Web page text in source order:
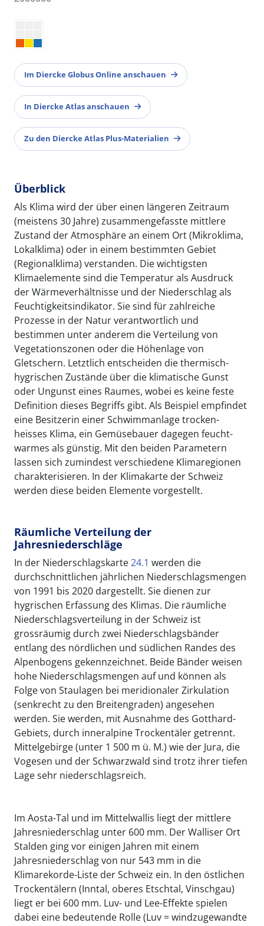
Im Diercke Globus Online anschauen
In Diercke Atlas anschauen
Zu den Diercke Atlas Plus-Materialien
Überblick
Als Klima wird der über einen längeren Zeitraum
(meistens 30 Jahre) zusammengefasste mittlere
Zustand der Atmosphäre an einem Ort (Mikroklima,
Lokalklima) oder in einem bestimmten Gebiet
(Regionalklima) verstanden. Die wichtigsten
Klimaelemente sind die Temperatur als Ausdruck
der Wärmeverhältnisse und der Niederschlag als
Feuchtigkeitsindikator. Sie sind für zahlreiche
Prozesse in der Natur verantwortlich und
bestimmen unter anderem die Verteilung von
Vegetationszonen oder die Höhenlage von
Gletschern. Letztlich entscheiden die thermisch-
hygrischen Zustände über die klimatische Gunst
oder Ungunst eines Raumes, wobei es keine feste
Definition dieses Begriffs gibt. Als Beispiel empfindet
eine Besitzerin einer Schwimmanlage trocken-
heisses Klima, ein Gemüsebauer dagegen feucht-
warmes als günstig. Mit den beiden Parametern
lassen sich zumindest verschiedene Klimaregionen
charakterisieren. In der Klimakarte der Schweiz
werden diese beiden Elemente vorgestellt.
Räumliche Verteilung der
Jahresniederschläge
In der Niederschlagskarte24.1 werden die
durchschnittlichen jährlichen Niederschlagsmengen
von 1991 bis 2020 dargestellt. Sie dienen zur
hygrischen Erfassung des Klimas. Die räumliche
Niederschlagsverteilung in der Schweiz ist
grossräumig durch zwei Niederschlagsbänder
entlang des nördlichen und südlichen Randes des
Alpenbogens gekennzeichnet. Beide Bänder weisen
hohe Niederschlagsmengen auf und können als
Folge von Staulagen bei meridionaler Zirkulation
(senkrecht zu den Breitengraden) angesehen
werden. Sie werden, mit Ausnahme des Gotthard-
Gebiets, durch inneralpine Trockentäler getrennt.
Mittelgebirge (unter 1 500 m ü. M.) wie der Jura, die
Vogesen und der Schwarzwald sind trotz ihrer tiefen
Lage sehr niederschlagsreich.
Im Aosta-Tal und im Mittelwallis liegt der mittlere
Jahresniederschlag unter 600 mm. Der Walliser Ort
Stalden ging vor einigen Jahren mit einem
Jahresniederschlag von nur 543 mm in die
Klimarekorde-Liste der Schweiz ein. In den östlichen
Trockentälern (Inntal, oberes Etschtal, Vinschgau)
liegt er bei 600 mm. Luv- und Lee-Effekte spielen
dabei eine bedeutende Rolle (Luv = windzugewandte